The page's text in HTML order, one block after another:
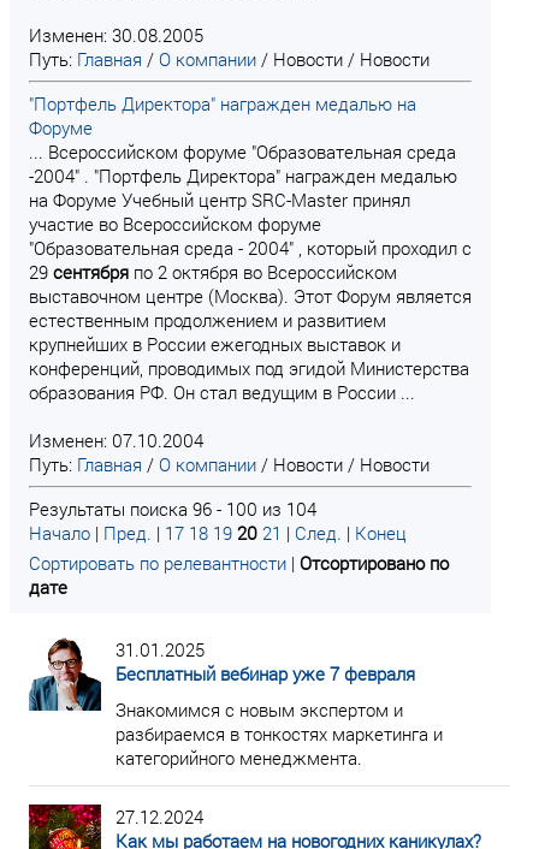
Изменен: 30.08.2005
Путь: Главная / О компании / Новости / Новости
"Портфель Директора" награжден медалью на
Форуме
... Всероссийском форуме "Образовательная среда
-2004" . "Портфель Директора" награжден медалью
на Форуме Учебный центр SRC-Master принял
участие во Всероссийском форуме
"Образовательная среда - 2004" , который проходил с
29 сентября по 2 октября во Всероссийском
выставочном центре (Москва). Этот Форум является
естественным продолжением и развитием
крупнейших в России ежегодных выставок и
конференций, проводимых под эгидой Министерства
образования РФ. Он стал ведущим в России ...
Изменен: 07.10.2004
Путь: Главная / О компании / Новости / Новости
Результаты поиска 96 - 100 из 104
Начало | Пред. | 17 18 19 20 21 | След. | Конец
Сортировать по релевантности | Отсортировано по
дате
31.01.2025
Бесплатный вебинар уже 7 февраля
Знакомимся с новым экспертом и
разбираемся в тонкостях маркетинга и
категорийного менеджмента.
27.12.2024
Как мы работаем на новогодних каникулах?